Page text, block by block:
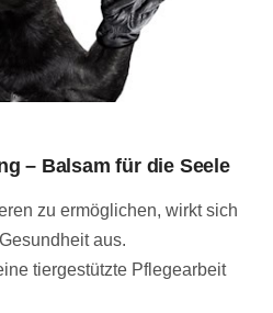
– Balsam für die Seele
zu ermöglichen, wirkt sich
aus.
tiergestützte Pflegearbeit